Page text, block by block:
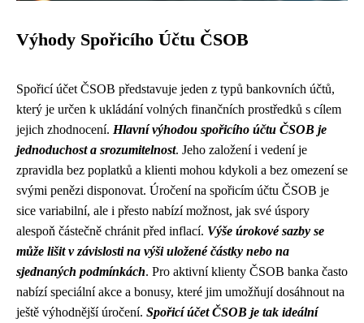
Výhody Spořicího Účtu ČSOB
Spořicí účet ČSOB představuje jeden z typů bankovních účtů,
který je určen k ukládání volných finančních prostředků s cílem
jejich zhodnocení. Hlavní výhodou spořicího účtu ČSOB je
jednoduchost a srozumitelnost. Jeho založení i vedení je
zpravidla bez poplatků a klienti mohou kdykoli a bez omezení se
svými penězi disponovat. Úročení na spořicím účtu ČSOB je
sice variabilní, ale i přesto nabízí možnost, jak své úspory
alespoň částečně chránit před inflací. Výše úrokové sazby se
může lišit v závislosti na výši uložené částky nebo na
sjednaných podmínkách. Pro aktivní klienty ČSOB banka často
nabízí speciální akce a bonusy, které jim umožňují dosáhnout na
ještě výhodnější úročení. Spořicí účet ČSOB je tak ideální